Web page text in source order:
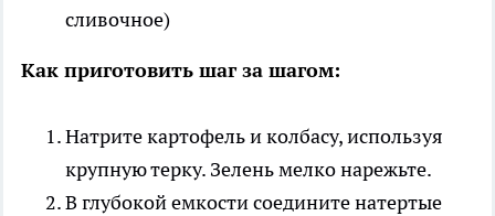
сливочное)
Как приготовить шаг за шагом:
Натрите картофель и колбасу, используя
крупную терку. Зелень мелко нарежьте.
В глубокой емкости соедините натертые